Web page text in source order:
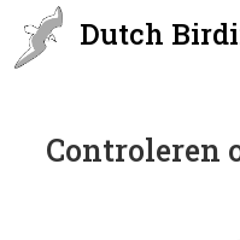
Dutch
Controleren